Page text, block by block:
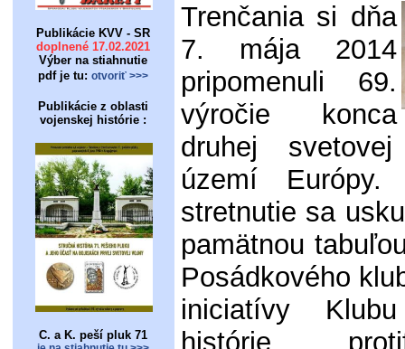
Publikácie KVV - SR
doplnené 17.02.2021
Výber na stiahnutie
pdf je tu: otvoriť >>>
Publikácie z oblasti
vojenskej histórie :
C. a K. peší pluk 71
Trenčania si dňa
7. mája 2014
pripomenuli 69.
výročie konca
druhej
území Európy.
stretnutie sa
pamätnou
Posádkového
iniciatívy
histórie